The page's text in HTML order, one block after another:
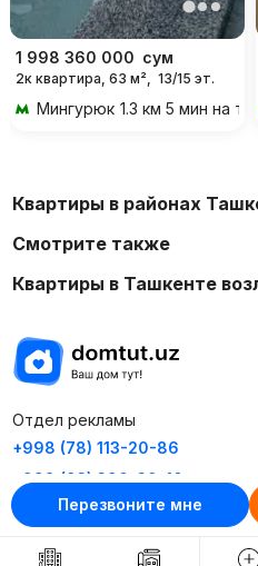
Перезвоните мне
1 998 360 000 сум
2к квартира, 63 м², 13/15 эт.
Мингурюк 1.3 км 5 мин на
Квартиры в районах
Смотрите также
Квартиры в Ташкенте
Отдел рекламы
+998 (78) 113-20-86
+998 (93) 390-30-10
Пн-Пт. С 9:30 до 18:00